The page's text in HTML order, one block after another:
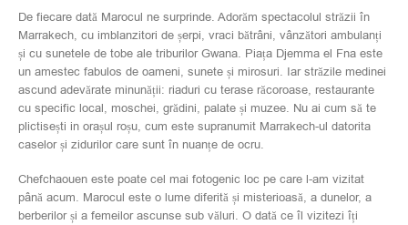
De fiecare dată Marocul ne surprinde. Adorăm spectacolul străzii în
Marrakech, cu imblanzitori de șerpi, vraci bătrâni, vânzători ambulanți
și cu sunetele de tobe ale triburilor Gwana. Piața Djemma el Fna este
un amestec fabulos de oameni, sunete și mirosuri. Iar străzile medinei
ascund adevărate minunății: riaduri cu terase răcoroase, restaurante
cu specific local, moschei, grădini, palate și muzee. Nu ai cum să te
plictisești in orașul roșu, cum este supranumit Marrakech-ul datorita
caselor și zidurilor care sunt în nuanțe de ocru.
Chefchaouen este poate cel mai fotogenic loc pe care l-am vizitat
până acum. Marocul este o lume diferită și misterioasă, a dunelor, a
berberilor și a femeilor ascunse sub văluri. O dată ce îl vizitezi îți